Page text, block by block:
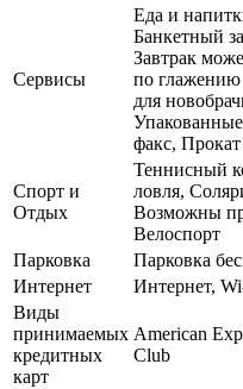
Сервисы
Еда и
Банкетный
Завтрак
по
для
факс,
Спорт и
Отдых
Теннисный
ловля,
Возможны
Велоспорт
Парковка
Парковка
Интернет
Интернет,
Виды
принимаемых
кредитных
карт
American
Club